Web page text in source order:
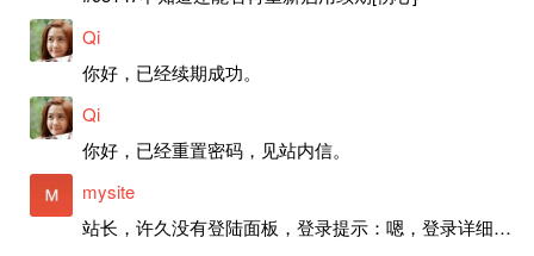
Qi
你好，已经续期成功。
Qi
你好，已经重置密码，见站内信。
mysite
站长，许久没有登陆面板，登录提示：嗯，登录详细信息似乎不正确。请重试。 网站还可以正常使用。如果是密码问题请帮忙重置一下密码。谢谢。订单号：97790，账号：aa20210950。 站长，提交了工单，你回复续期成功，不过我的问题是面部登陆信息有问题，一直是初始密码，现在无法登陆，有时间麻烦排查一下。